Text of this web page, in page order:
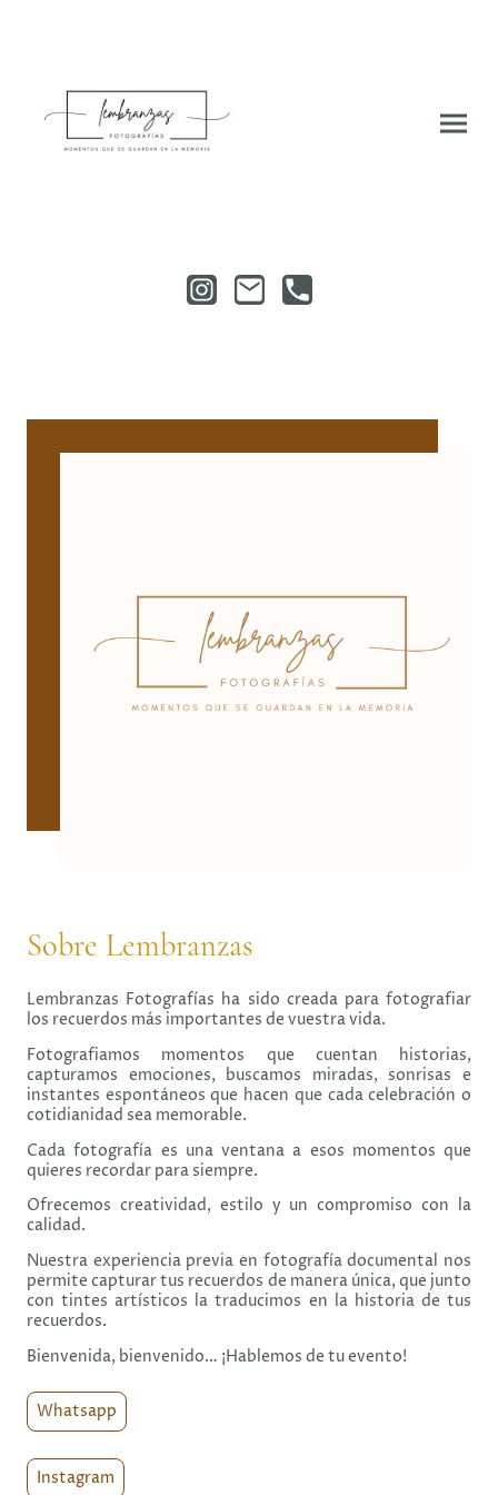
Sobre Lembranzas
Lembranzas Fotografías ha sido creada para fotografiar
los recuerdos más importantes de vuestra vida.
Fotografiamos momentos que cuentan historias,
capturamos emociones, buscamos miradas, sonrisas e
instantes espontáneos que hacen que cada celebración o
cotidianidad sea memorable.
Cada fotografía es una ventana a esos momentos que
quieres recordar para siempre.
Ofrecemos creatividad, estilo y un compromiso con la
calidad.
Nuestra experiencia previa en fotografía documental nos
permite capturar tus recuerdos de manera única, que junto
con tintes artísticos la traducimos en la historia de tus
recuerdos.
Bienvenida, bienvenido… ¡Hablemos de tu evento!
Whatsapp
Instagram